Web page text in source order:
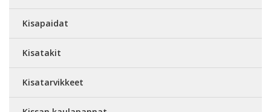
Kisapaidat
Kisatakit
Kisatarvikkeet